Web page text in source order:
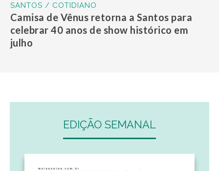
SANTOS / COTIDIANO
Camisa de Vênus retorna a Santos para
celebrar 40 anos de show histórico em
julho
EDIÇÃO SEMANAL